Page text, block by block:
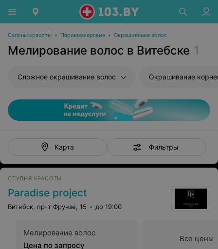
Салоны красоты • Парикмахерские • Окрашивание волос
Мелирование волос в Витебске 1
Сложное окрашивание волос Окрашивание
Карта Фильтры
СТУДИЯ КРАСОТЫ
Paradise project
Витебск, пр-т Фрунзе, 15 до 19:00
Мелирование волос
Цена по запросу
Все цены